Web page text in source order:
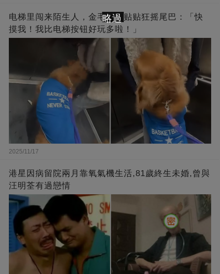
电梯里闯来陌生人，金毛主动贴贴狂摇尾巴：「快
摸我！我比电梯按钮好玩多啦！」
2025/11/17
港星因病留院兩月靠氧氣機生活,81歲終生未婚,曾與
汪明荃有過戀情
略過